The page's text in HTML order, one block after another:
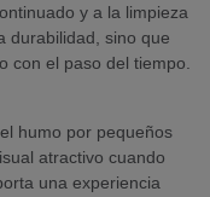
y a la limpieza
durabilidad, sino que
con el paso del tiempo.
humo por pequeños
atractivo cuando
una experiencia